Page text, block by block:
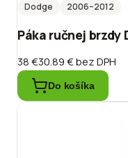
Dodge
2006–2012
Páka ručnej brzdy
38 €30.89 €bez DPH
Do košíka